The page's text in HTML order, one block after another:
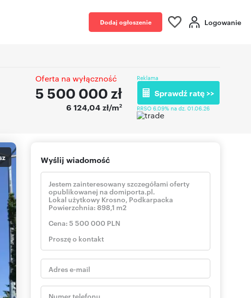
Dodaj ogłoszenie Logowanie
Oferta na wyłączność
5 500 000 zł
6 124,04 zł/m2
Reklama
Sprawdź ratę >>
RRSO 6,09% na dz. 01.06.26
Wyślij wiadomość